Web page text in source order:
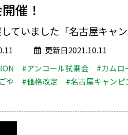
催！
ていました「名古屋キャ
更新日2021.10.11
#アンコール試乗会 #カムロ
や
#価格改定 #名古屋キャンピ